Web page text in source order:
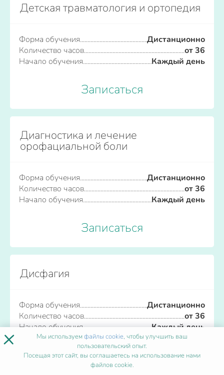
Детская травматология и ортопедия
Форма обучения
Дистанционно
Количество часов
от 36
Начало обучения
Каждый день
Записаться
Диагностика и лечение
орофациальной боли
Форма обучения
Дистанционно
Количество часов
от 36
Начало обучения
Каждый день
Записаться
Дисфагия
Форма обучения
Дистанционно
Количество часов
от 36
Начало обучения
Каждый день
Записаться
× Мы используемфайлы cookie, чтобы улучшить ваш
пользовательский опыт.
Посещая этот сайт, вы соглашаетесь на использование нами
файлов cookie.